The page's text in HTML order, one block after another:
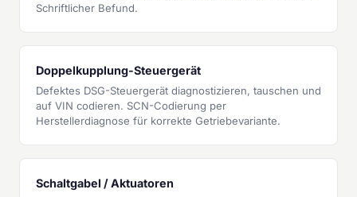
Schriftlicher Befund.
Doppelkupplung-Steuergerät
Defektes DSG-Steuergerät diagnostizieren, tauschen und
auf VIN codieren. SCN-Codierung per
Herstellerdiagnose für korrekte Getriebevariante.
Schaltgabel / Aktuatoren